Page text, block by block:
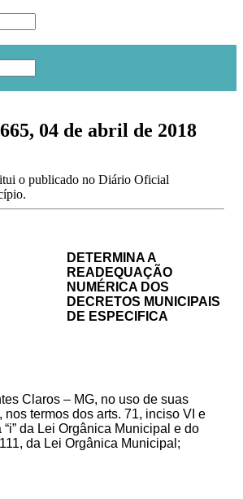
04 de abril de 2018
o publicado no Diário Oficial
DETERMINA A
READEQUAÇÃO
NUMÉRICA DOS
DECRETOS MUNICIPAIS
DE ESPECIFICA
Claros – MG, no uso de suas
termos dos arts. 71, inciso VI e
da Lei Orgânica Municipal e do
da Lei Orgânica Municipal ;